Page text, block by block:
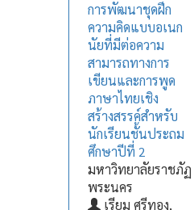
การพัฒนาชุดฝึก
ความคิดแบบอเนก
นัยที่มีต่อความ
สามารถทางการ
เขียนและการพูด
ภาษาไทยเชิง
สร้างสรรค์สำหรับ
นักเรียนชั้นประถม
ศึกษาปีที่ 2
มหาวิทยาลัยราชภัฏ
พระนคร
เรียม ศรีทอง,